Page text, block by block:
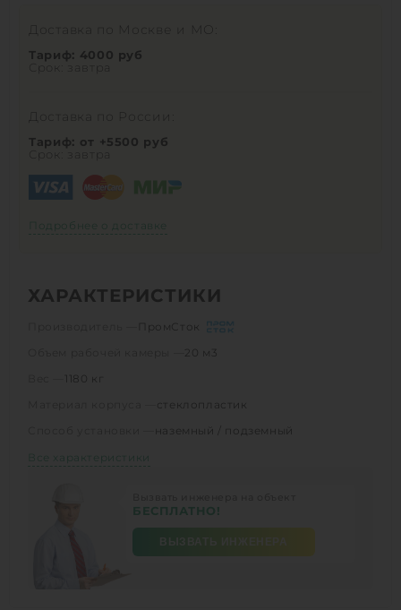
Доставка по Москве и МО:
Тариф: 4000 руб
Срок: завтра
Доставка по России:
Тариф: от +5500 руб
Срок: завтра
Подробнее о доставке
ХАРАКТЕРИСТИКИ
ПромСток
20 м3
1180 кг
стеклопластик
наземный / подземный
Все характеристики
БЕСПЛАТНО!